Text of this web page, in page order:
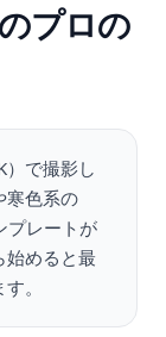
プロの
で撮影し
寒色系の
プレートが
始めると最
。